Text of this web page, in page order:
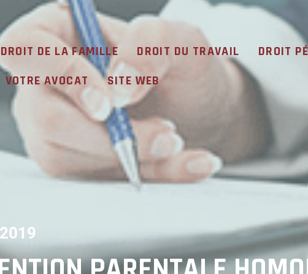
DROIT DE LA FAMILLE DROIT DU TRAVAIL DROIT
VOTRE AVOCAT SITE WEB